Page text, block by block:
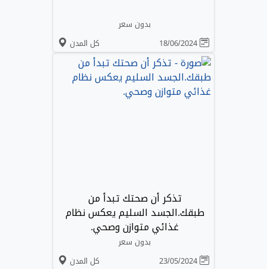
بدون سعر
كل المدن
تذكر أن صحتك تبدأ من
طبقك.الجسد السليم يعكس نظام
غذائي متوازن وصحي.
بدون سعر
كل المدن